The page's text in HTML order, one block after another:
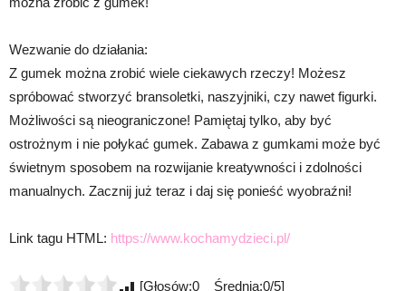
Wezwanie do działania:
Z gumek można zrobić wiele ciekawych rzeczy! Możesz
spróbować stworzyć bransoletki, naszyjniki, czy nawet figurki.
Możliwości są nieograniczone! Pamiętaj tylko, aby być
ostrożnym i nie połykać gumek. Zabawa z gumkami może być
świetnym sposobem na rozwijanie kreatywności i zdolności
manualnych. Zacznij już teraz i daj się ponieść wyobraźni!
Link tagu HTML: https://www.kochamydzieci.pl/
[Głosów:0 Średnia:0/5]